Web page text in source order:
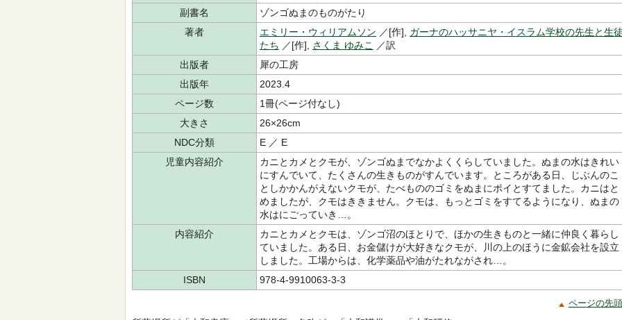
副書名
ゾンゴぬまのものがたり
著者
エミリー・ウィリアムソン ／[作], ガーナのハッサニヤ・イスラム学校の先生と生
たち ／[作], さくま ゆみこ
／訳
出版者
犀の工房
出版年
2023.4
ページ数
1冊(ページ付なし)
大きさ
26×26cm
NDC分類
E ／ E
児童内容紹介
カニとカメとクモが、ゾンゴぬまでなかよくくらしていました。ぬまの水はきれい
にすんでいて、たくさんの生きものがすんでいます。ところがある日、じぶんのこ
としかかんがえないクモが、たべもののゴミをぬまにポイとすてました。カニはと
めましたが、クモはききません。クモは、もっとゴミをすてるようになり、ぬまの
水はにごっていき…。
内容紹介
カニとカメとクモは、ゾンゴ沼のほとりで、ほかの生きものと一緒に仲良く暮らし
ていました。ある日、お金儲けが大好きなクモが、川の上のほうに金鉱会社を設立
しました。工場からは、化学薬品や油がたれながされ…。
ISBN
978-4-9910063-3-3
ページの先